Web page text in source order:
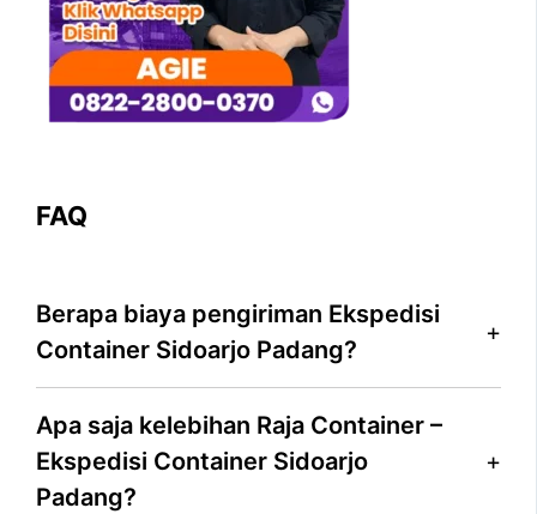
FAQ
Berapa biaya pengiriman Ekspedisi
Container Sidoarjo Padang?
Apa saja kelebihan Raja Container –
Ekspedisi Container Sidoarjo
Padang?